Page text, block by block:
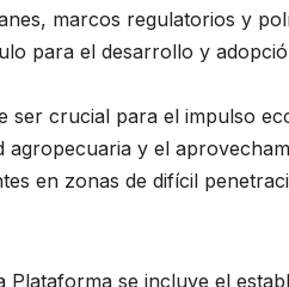
marcos regulatorios y
para el desarrollo y
ser crucial para el impulso
y el
en zonas de difícil
Plataforma se incluye el